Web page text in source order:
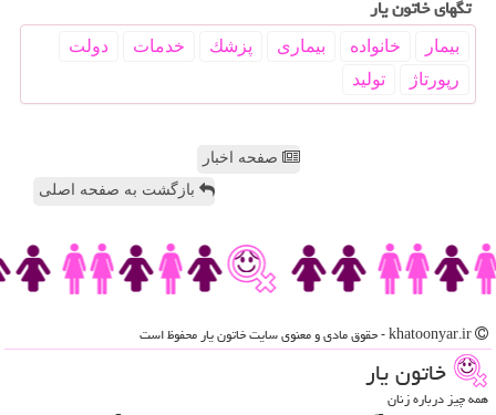
تگهای خاتون یار
بیمار خانواده بیماری پزشك خدمات
دولت
رپورتاژ
تولید
صفحه اخبار
بازگشت به صفحه اصلی
خاتون یار
همه چیز درباره زنان